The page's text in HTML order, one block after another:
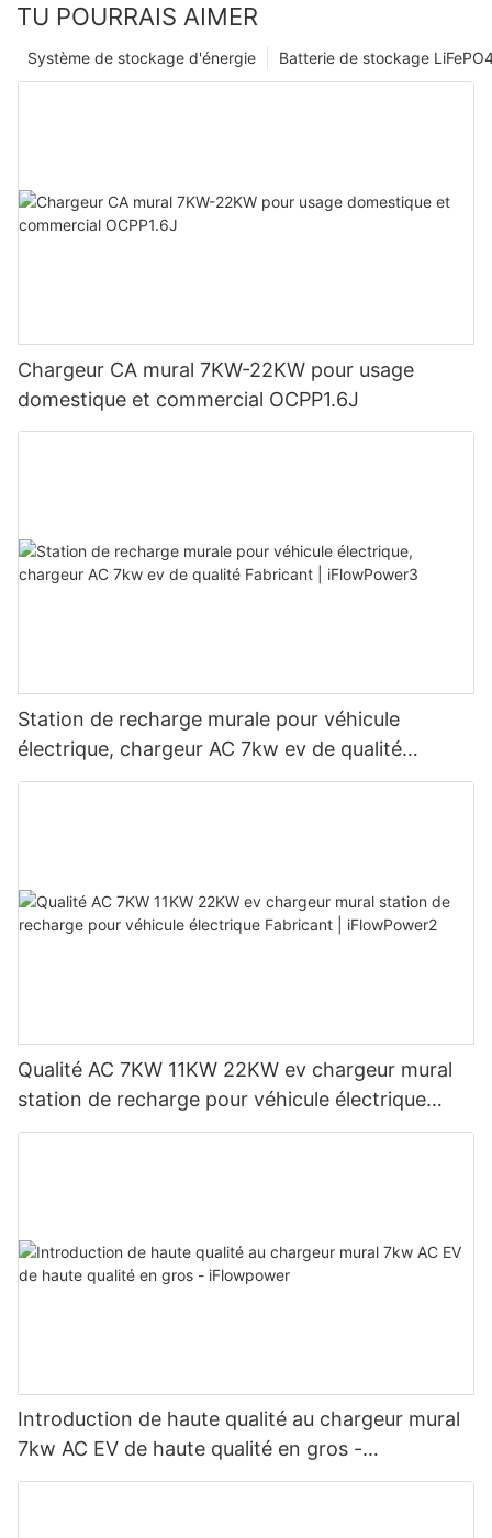
TU POURRAIS AIMER
Batterie de stockage
Système de stockage d'énergie
Chargeur CA mural 7KW-22KW pour usage
domestique et commercial OCPP1.6J
Station de recharge murale pour véhicule
électrique, chargeur AC 7kw ev de qualité
Fabricant | iFlowPower3
Qualité AC 7KW 11KW 22KW ev chargeur mural
station de recharge pour véhicule électrique
Fabricant | iFlowPower2
Introduction de haute qualité au chargeur mural
7kw AC EV de haute qualité en gros -
iFlowpower